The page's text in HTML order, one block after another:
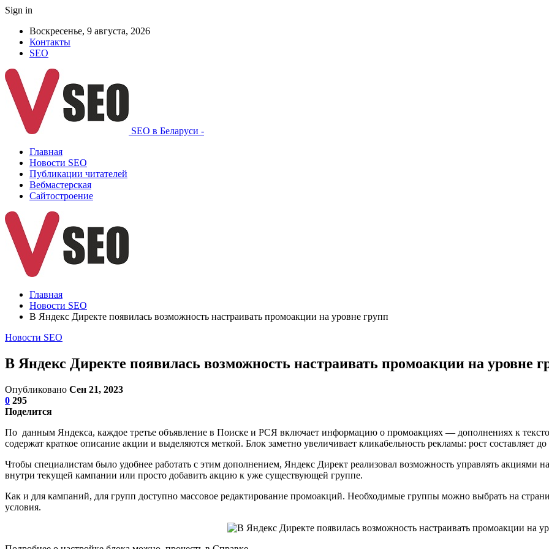
Sign in
Воскресенье, 9 августа, 2026
Контакты
SEO
SEO в Беларуси -
Главная
Новости SEO
Публикации читателей
Вебмастерская
Сайтостроение
Главная
Новости SEO
В Яндекс Директе появилась возможность настраивать промоакции на уровне групп
Новости SEO
В Яндекс Директе появилась возможность настраивать промоакции на уровне
Опубликовано Сен 21, 2023
0 295
Поделится
По данным Яндекса, каждое третье объявление в Поиске и РСЯ включает информацию о промоакциях — дополнениях к
содержат краткое описание акции и выделяются меткой. Блок заметно увеличивает кликабельность рекламы: рост составляет
Чтобы специалистам было удобнее работать с этим дополнением, Яндекс Директ реализовал возможность управлять акциями
внутри текущей кампании или просто добавить акцию к уже существующей группе.
Как и для кампаний, для групп доступно массовое редактирование промоакций. Необходимые группы можно выбрать на
условия.